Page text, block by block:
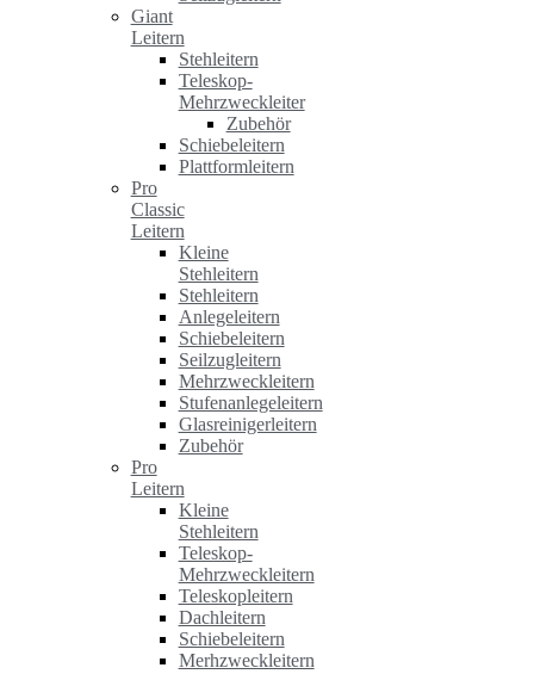
Giant
Leitern
Stehleitern
Teleskop-
Mehrzweckleiter
Zubehör
Schiebeleitern
Plattformleitern
Pro
Classic
Leitern
Kleine
Stehleitern
Stehleitern
Anlegeleitern
Schiebeleitern
Seilzugleitern
Mehrzweckleitern
Stufenanlegeleitern
Glasreinigerleitern
Zubehör
Pro
Leitern
Kleine
Stehleitern
Teleskop-
Mehrzweckleitern
Teleskopleitern
Dachleitern
Schiebeleitern
Merhzweckleitern